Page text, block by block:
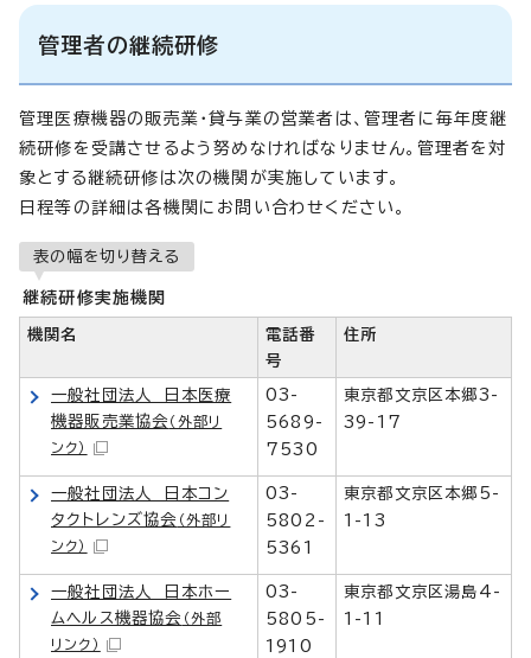
管理者の継続研修
管理医療機器の販売業・貸与業の営業者は、管理者に毎年度継
続研修を受講させるよう努めなければなりません。管理者を対
象とする継続研修は次の機関が実施しています。
日程等の詳細は各機関にお問い合わせください。
表の幅を切り替える
継続研修実施機関
機関名
電話番
号
住所
一般社団法人 日本医療
機器販売業協会 （外部リ
ンク）
03-
5689-
7530
東京都文京区本郷3-
39-17
一般社団法人 日本コン
タクトレンズ協会 （外部リ
ンク）
03-
5802-
5361
東京都文京区本郷5-
1-13
一般社団法人 日本ホー
ムヘルス機器協会 （外部
リンク）
03-
5805-
1910
東京都文京区湯島4-
1-11